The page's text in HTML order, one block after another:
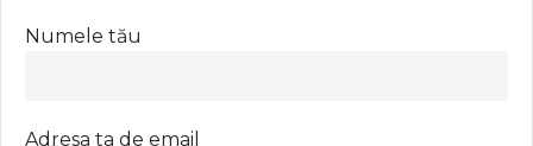
Numele tău
Adresa ta de email